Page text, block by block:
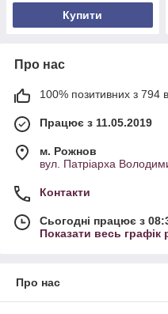
Купити
Про нас
100% позитивних з 794
Працює з 11.05.2019
м. Рожнов
вул. Патріарха
Контакти
Сьогодні працює з
Показати весь графік
Про нас